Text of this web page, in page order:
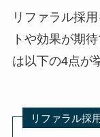
リファラル採
トや効果が期
は以下の4点が
リファラル採